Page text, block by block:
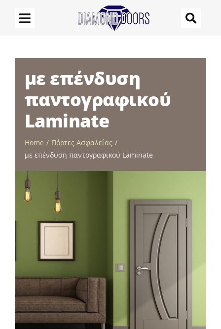
με επένδυση
παντογραφικού
Laminate
Home
Πόρτες Ασφαλείας
με επένδυση παντογραφικού Laminate